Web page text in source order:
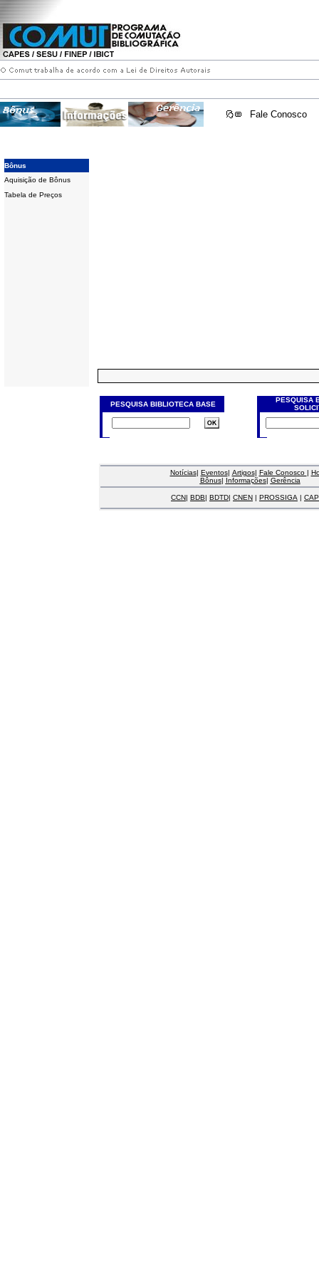
Fale Conosco
Bônus
Aquisição de Bônus
Tabela de Preços
PESQUISA BIBLIOTECA BASE
PESQUISA
Notícias| Eventos| Artigos| Fale Conosco |
Bônus| Informações| Gerência
CCN| BDB| BDTD| CNEN | PROSSIGA |